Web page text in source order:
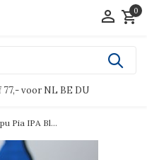
0
voor NL BE DU
Pia IPA Bl...